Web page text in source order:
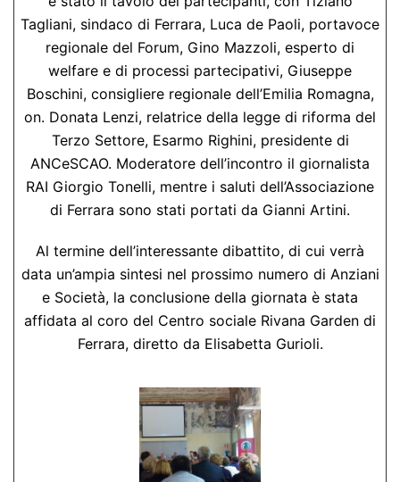
Tagliani, sindaco di Ferrara, Luca de Paoli, portavoce
regionale del Forum, Gino Mazzoli, esperto di
welfare e di processi partecipativi, Giuseppe
Boschini, consigliere regionale dell’Emilia Romagna,
on. Donata Lenzi, relatrice della legge di riforma del
Terzo Settore, Esarmo Righini, presidente di
ANCeSCAO. Moderatore dell’incontro il giornalista
RAI Giorgio Tonelli, mentre i saluti dell’Associazione
di Ferrara sono stati portati da Gianni Artini.
Al termine dell’interessante dibattito, di cui verrà
data un’ampia sintesi nel prossimo numero di Anziani
e Società, la conclusione della giornata è stata
affidata al coro del Centro sociale Rivana Garden di
Ferrara, diretto da Elisabetta Gurioli.